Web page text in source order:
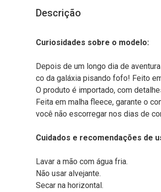
Descrição
Curiosidades sobre o modelo:
Depois de um longo dia de
co da galáxia pisando fofo! Feito
O produto é importado, com
Feita em malha fleece, garante o
você não escorregar nos dias de
Cuidados e recomendações de
Lavar a mão com água fria.
Não usar alvejante.
Secar na horizontal.